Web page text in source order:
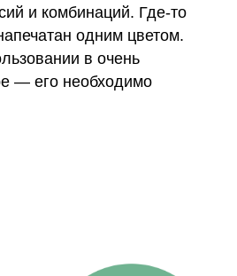
и комбинаций. Где-то
одним цветом.
в очень
— его необходимо